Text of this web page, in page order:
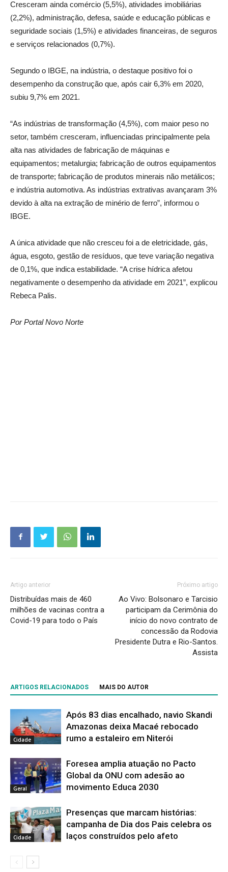
Cresceram ainda comércio (5,5%), atividades imobiliárias
(2,2%), administração, defesa, saúde e educação públicas e
seguridade sociais (1,5%) e atividades financeiras, de seguros
e serviços relacionados (0,7%).
Segundo o IBGE, na indústria, o destaque positivo foi o
desempenho da construção que, após cair 6,3% em 2020,
subiu 9,7% em 2021.
“As indústrias de transformação (4,5%), com maior peso no
setor, também cresceram, influenciadas principalmente pela
alta nas atividades de fabricação de máquinas e
equipamentos; metalurgia; fabricação de outros equipamentos
de transporte; fabricação de produtos minerais não metálicos;
e indústria automotiva. As indústrias extrativas avançaram 3%
devido à alta na extração de minério de ferro”, informou o
IBGE.
A única atividade que não cresceu foi a de eletricidade, gás,
água, esgoto, gestão de resíduos, que teve variação negativa
de 0,1%, que indica estabilidade. “A crise hídrica afetou
negativamente o desempenho da atividade em 2021”, explicou
Rebeca Palis.
Por Portal Novo Norte
Artigo anterior
Distribuídas mais de 460
milhões de vacinas contra a
Covid-19 para todo o País
Próximo artigo
Ao Vivo: Bolsonaro e Tarcisio
participam da Cerimônia do
início do novo contrato de
concessão da Rodovia
Presidente Dutra e Rio-Santos.
Assista
ARTIGOS RELACIONADOS MAIS DO AUTOR
Cidade
Após 83 dias encalhado, navio Skandi
Amazonas deixa Macaé rebocado
rumo a estaleiro em Niterói
Geral
Foresea amplia atuação no Pacto
Global da ONU com adesão ao
movimento Educa 2030
Cidade
Presenças que marcam histórias:
campanha de Dia dos Pais celebra os
laços construídos pelo afeto